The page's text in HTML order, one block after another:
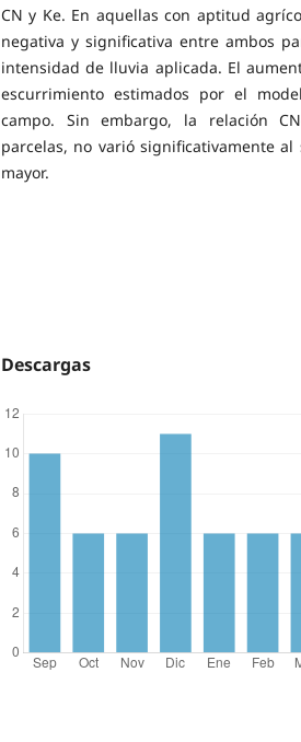
CN y Ke. En aquellas con aptitud
negativa y significativa entre ambos
intensidad de lluvia aplicada. El
escurrimiento estimados por el
campo. Sin embargo, la relación
parcelas, no varió significativamente
mayor.
Descargas